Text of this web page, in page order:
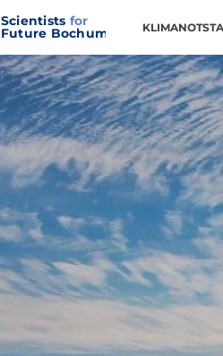
Scientists for
Future Bochum